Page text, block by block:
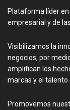
Plataforma líder
empresarial y de
Visibilizamos la
negocios, por
amplifican los
marcas y el talento
Promovemos